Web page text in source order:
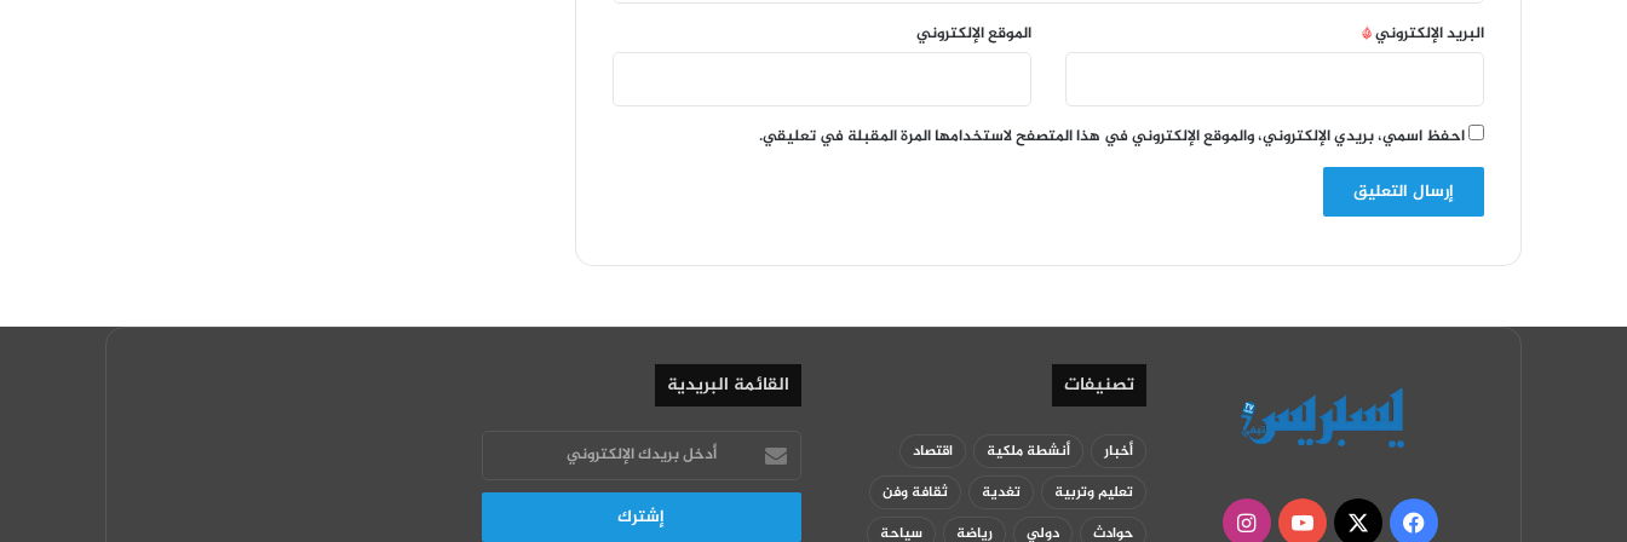
البريد الإلكتروني* الموقع الإلكتروني
احفظ اسمي، بريدي الإلكتروني، والموقع الإلكتروني في هذا المتصفح لاستخدامها المرة المقبلة في تعليقي.
فيسبوك
‫X
‫YouTubeانستقرام
تصنيفات
أخبار أنشطة ملكية
اقتصاد
تعليم وتربية
تغدية
ثقافة وفن
حوادث
دولي رياضة سياحة
القائمة البريدية
أدخل
بريدك
الإلكتروني